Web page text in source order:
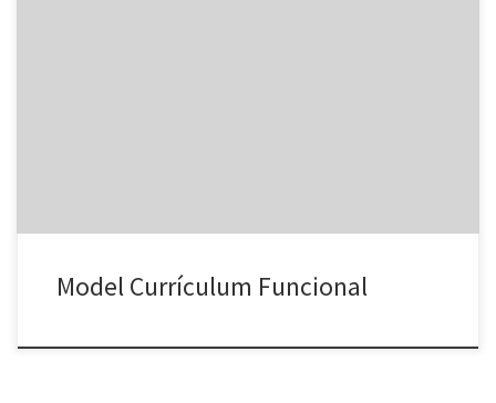
Model Currículum Funcional